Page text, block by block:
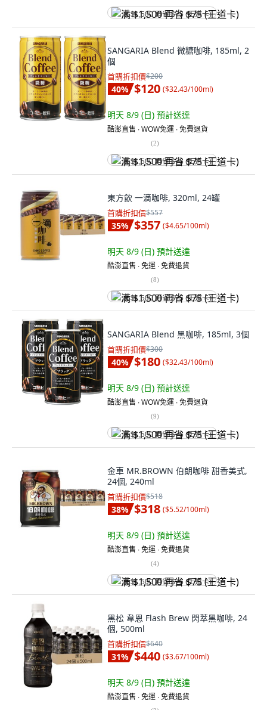
满 $1,500 再省 $75 (王道卡)
SANGARIA Blend 微糖咖啡, 185ml, 2
個
首購折扣價$200
40% $120 ($32.43/100ml)
明天 8/9 (日) 預計送達
酷澎直售 ∙ WOW免運 ∙ 免費退貨
(2)
满 $1,500 再省 $75 (王道卡)
東方飲 一滴咖啡, 320ml, 24罐
首購折扣價$557
35% $357 ($4.65/100ml)
明天 8/9 (日) 預計送達
酷澎直售 ∙ 免運 ∙ 免費退貨
(8)
满 $1,500 再省 $75 (王道卡)
SANGARIA Blend 黑咖啡, 185ml, 3個
首購折扣價$300
40% $180 ($32.43/100ml)
明天 8/9 (日) 預計送達
酷澎直售 ∙ WOW免運 ∙ 免費退貨
(9)
满 $1,500 再省 $75 (王道卡)
金車 MR.BROWN 伯朗咖啡 甜香美式,
24個, 240ml
首購折扣價$518
38% $318 ($5.52/100ml)
明天 8/9 (日) 預計送達
酷澎直售 ∙ 免運 ∙ 免費退貨
(4)
满 $1,500 再省 $75 (王道卡)
黑松 韋恩 Flash Brew 閃萃黑咖啡, 24
個, 500ml
首購折扣價$640
31% $440 ($3.67/100ml)
明天 8/9 (日) 預計送達
酷澎直售 ∙ 免運 ∙ 免費退貨